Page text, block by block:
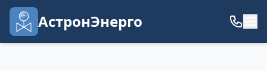
АстронЭнерго